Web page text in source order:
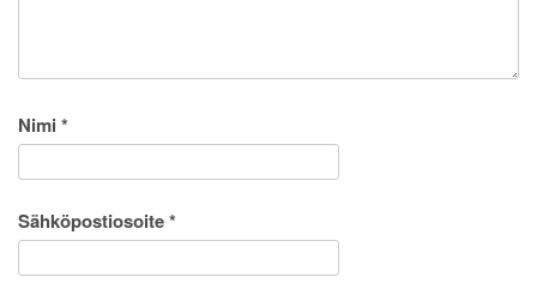
Nimi *
Sähköpostiosoite*